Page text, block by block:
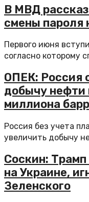
В МВД
смены пароля
Первого июня
согласно которому
ОПЕК: Россия
добычу нефти
миллиона
Россия без учета
увеличить добычу
Соскин:
на Украине,
Зеленского